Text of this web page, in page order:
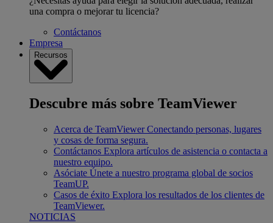
una compra o mejorar tu licencia?
Contáctanos
Empresa
Recursos
Descubre más sobre TeamViewer
Acerca de TeamViewer Conectando personas, lugares
y cosas de forma segura.
Contáctanos Explora artículos de asistencia o contacta a
nuestro equipo.
Asóciate Únete a nuestro programa global de socios
TeamUP.
Casos de éxito Explora los resultados de los clientes de
TeamViewer.
NOTICIAS